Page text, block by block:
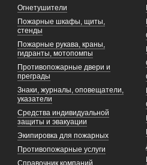
Огнетушители
Пожарные шкафы, щиты,
стенды
Пожарные рукава, краны,
гидранты, мотопомпы
Противопожарные двери и
преграды
Знаки, журналы, оповещатели,
указатели
Средства индивидуальной
защиты и эвакуации
Экипировка для пожарных
Противопожарные услуги
Справочник компаний